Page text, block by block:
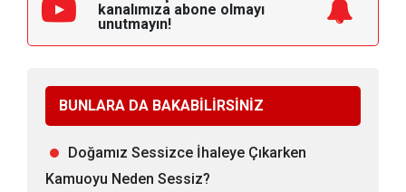
kanalımıza abone olmayı
unutmayın!
BUNLARA DA BAKABİLİRSİNİZ
Doğamız Sessizce İhaleye Çıkarken
Kamuoyu Neden Sessiz?